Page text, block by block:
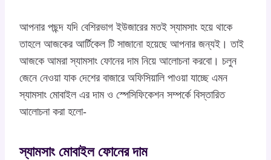
আপনার পছন্দ যদি বেশিরভাগ ইউজারের মতই স্যামসাং হয়ে থাকে
তাহলে আজকের আর্টিকেল টি সাজানো হয়েছে আপনার জন্যই। তাই
আজকে আমরা স্যামসাং ফোনের দাম নিয়ে আলোচনা করবো। চলুন
জেনে নেওয়া যাক দেশের বাজারে অফিসিয়ালি পাওয়া যাচ্ছে এমন
স্যামসাং মোবাইল এর দাম ও স্পেসিফিকেশন সম্পর্কে বিস্তারিত
আলোচনা করা হলো-
স্যামসাং মোবাইল ফোনের দাম